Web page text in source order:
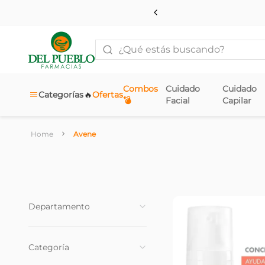
¿Qué estás buscando?
Categorías Ofertas
🔥
Combos
💣
Cuidado
Facial
Cuidado
Capilar
Avene
Departamento
Categoría